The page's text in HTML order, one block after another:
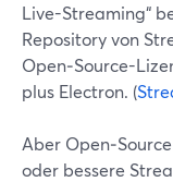
Live-Streaming“
Repository von
Open‑Source-
plus Electron. (
Aber
oder bessere